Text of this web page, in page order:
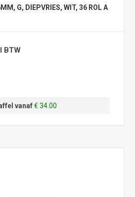
G, DIEPVRIES, WIT, 36 ROL A
BTW
vanaf€ 34.00